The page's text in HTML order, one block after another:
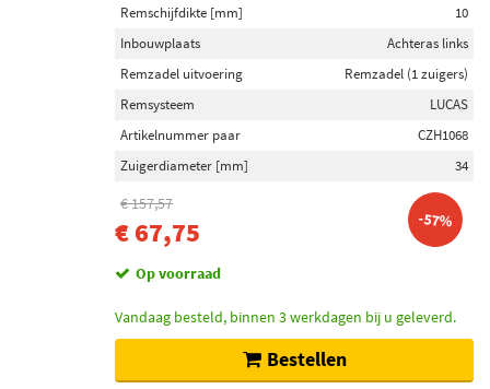
Remschijfdikte [mm]
10
Inbouwplaats
Achteras links
Remzadel uitvoering
Remzadel (1 zuigers)
Remsysteem
LUCAS
Artikelnummer paar
CZH1068
Zuigerdiameter [mm]
34
€ 157,57
€ 67,75 -57%
Op voorraad
Vandaag besteld, binnen 3 werkdagen bij u geleverd.
Bestellen